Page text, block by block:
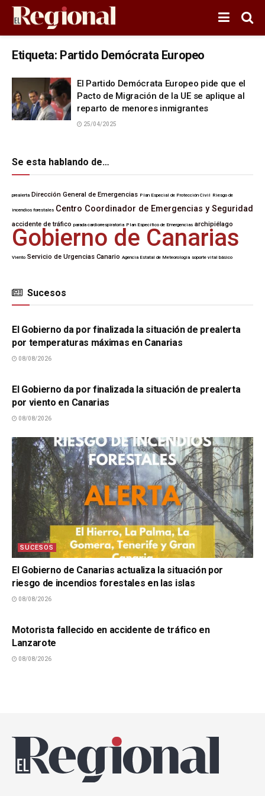
Etiqueta: Partido Demócrata Europeo
El Partido Demócrata Europeo pide que el
Pacto de Migración de la UE se aplique al
reparto de menores inmigrantes
25/04/2025
Se esta hablando de…
prealerta Dirección General de Emergencias Plan Especial de Protección Civil Riesgo de
incendios forestales Centro Coordinador de Emergencias y Seguridad
accidente de tráfico parada cardiorrespiratoria Plan Específico de Emergencias archipiélago
Gobierno de Canarias
Viento Servicio de Urgencias Canario Agencia Estatal de Meteorología soporte vital básico
Sucesos
SUCESOS
El Gobierno da por finalizada la situación de prealerta
por temperaturas máximas en Canarias
08/08/2026
El Gobierno da por finalizada la situación de prealerta
por viento en Canarias
08/08/2026
SUCESOS
El Gobierno de Canarias actualiza la situación por
riesgo de incendios forestales en las islas
08/08/2026
Motorista fallecido en accidente de tráfico en
Lanzarote
08/08/2026